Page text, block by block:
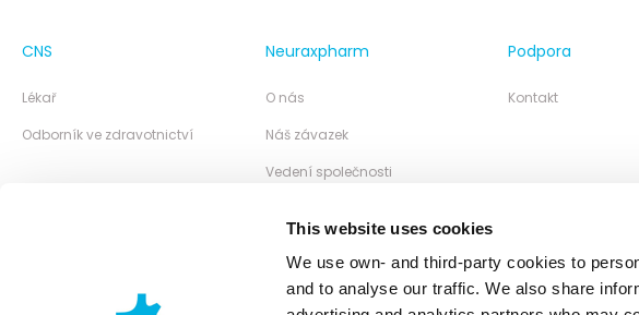
This website uses cookies
We use own- and third-party cookies to
and to analyse our traffic. We also share
CNS
Lékař
Odborník ve zdravotnictví
Neuraxpharm
O nás
Náš závazek
Vedení společnosti
Podpora
Kontakt